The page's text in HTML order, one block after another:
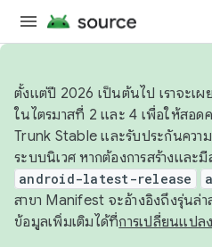
ตั้งแต่ปี 2026 เป็นต้นไป เราจะเ
ในไตรมาสที่ 2 และ 4 เพื่อให้สอ
Trunk Stable และรับประกันควา
ระบบนิเวศ หากต้องการสร้างและ
android-latest-release
สาขา Manifest จะอ้างอิงถึงรุ่นล่
ข้อมูลเพิ่มเติมได้ที่การเปลี่ยนแปล